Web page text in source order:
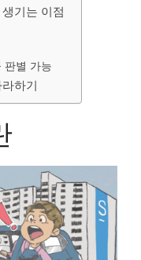
기는 이점
판별 가능
하기